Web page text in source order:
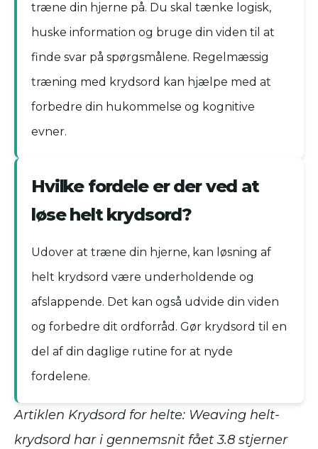
træne din hjerne på. Du skal tænke logisk,
huske information og bruge din viden til at
finde svar på spørgsmålene. Regelmæssig
træning med krydsord kan hjælpe med at
forbedre din hukommelse og kognitive
evner.
Hvilke fordele er der ved at
løse helt krydsord?
Udover at træne din hjerne, kan løsning af
helt krydsord være underholdende og
afslappende. Det kan også udvide din viden
og forbedre dit ordforråd. Gør krydsord til en
del af din daglige rutine for at nyde
fordelene.
Artiklen Krydsord for helte: Weaving helt-
krydsord har i gennemsnit fået3.8 stjerner